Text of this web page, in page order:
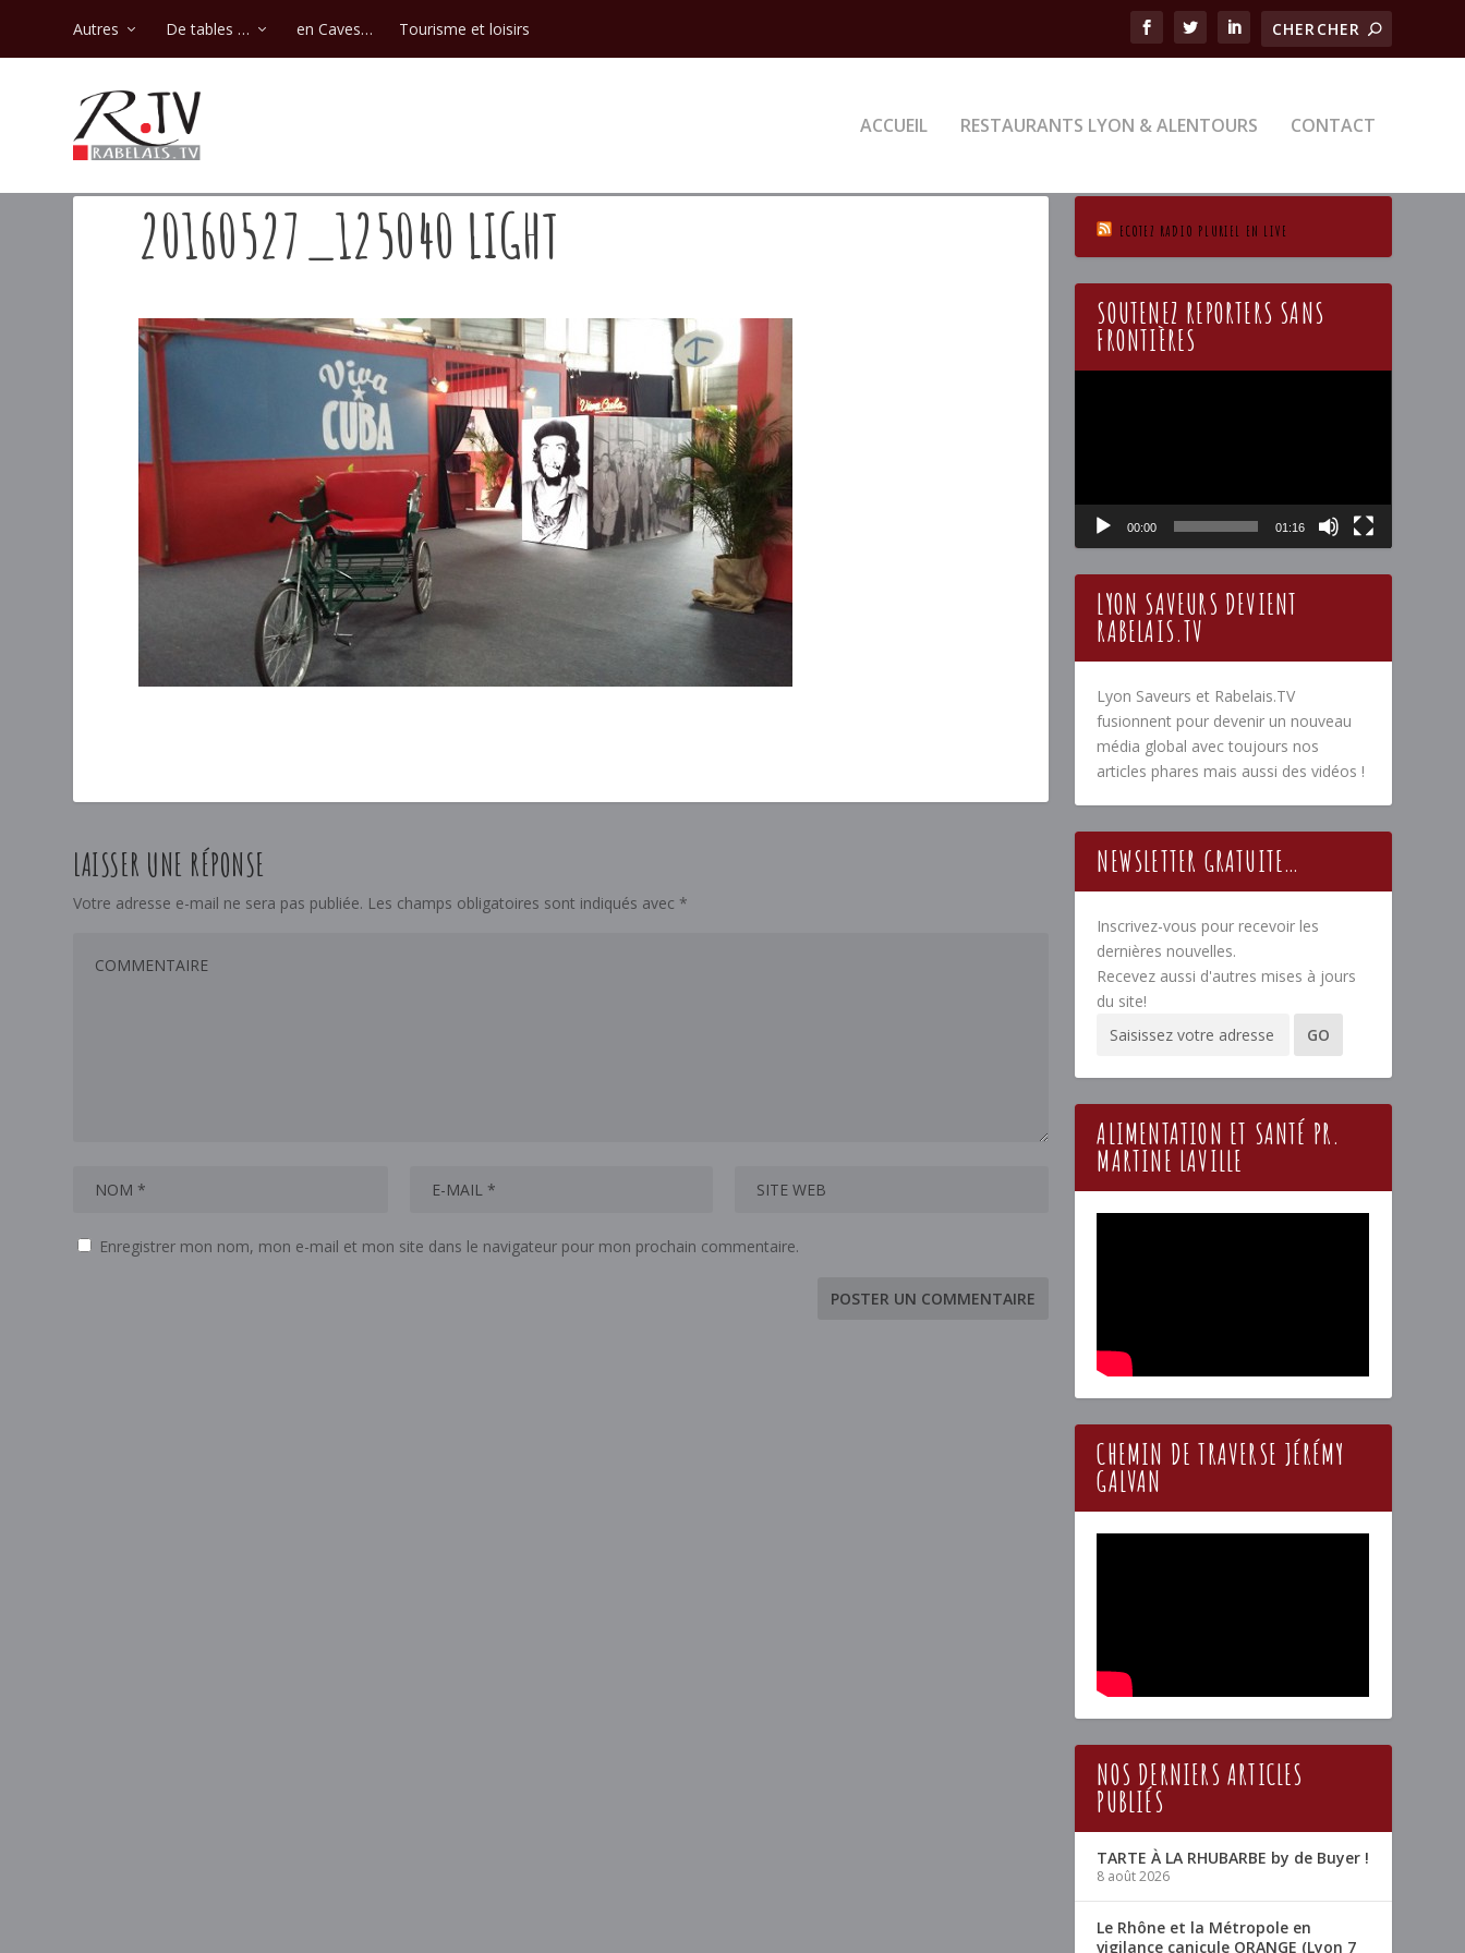
Autres De tables … en Caves… Tourisme et loisirs
ACCUEIL RESTAURANTS LYON & ALENTOURS CONTACT
20160527_125040 LIGHT
LAISSER UNE RÉPONSE
Votre adresse e-mail ne sera pas publiée. Les champs obligatoires sont indiqués avec *
Enregistrer mon nom, mon e-mail et mon site dans le navigateur pour mon prochain commentaire.
ECOTEZ RADIO PLURIEL EN LIVE
SOUTENEZ REPORTERS SANS
FRONTIÈRES
00:00 01:16
LYON SAVEURS DEVIENT
RABELAIS.TV
Lyon Saveurs et Rabelais.TV
fusionnent pour devenir un nouveau
média global avec toujours nos
articles phares mais aussi des vidéos !
NEWSLETTER GRATUITE…
Inscrivez-vous pour recevoir les
dernières nouvelles.
Recevez aussi d'autres mises à jours
du site!
ALIMENTATION ET SANTÉ PR.
MARTINE LAVILLE
CHEMIN DE TRAVERSE JÉRÉMY
GALVAN
NOS DERNIERS ARTICLES
PUBLIÉS
TARTE À LA RHUBARBE by de Buyer !
8 août 2026
Le Rhône et la Métropole en
vigilance canicule ORANGE (Lyon 7